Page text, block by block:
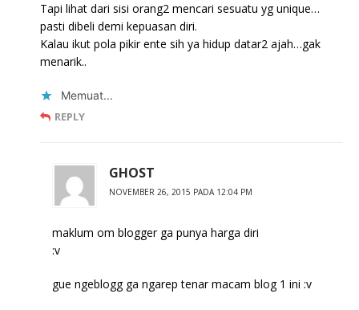
Tapi lihat dari sisi orang2 mencari sesuatu yg unique…
pasti dibeli demi kepuasan diri.
Kalau ikut pola pikir ente sih ya hidup datar2 ajah…gak
menarik..
Memuat...
REPLY
GHOST
NOVEMBER 26, 2015 PADA 12:04 PM
maklum om blogger ga punya harga diri
:v
gue ngeblogg ga ngarep tenar macam blog 1 ini :v